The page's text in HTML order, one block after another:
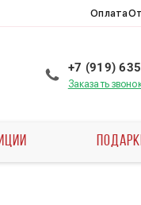
Оплата
+7 (919)
Заказать